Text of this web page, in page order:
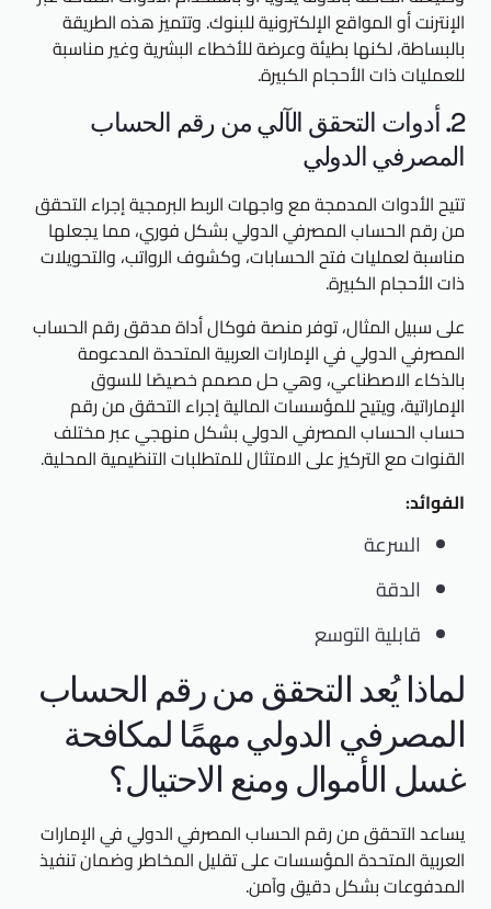
الإنترنت أو المواقع الإلكترونية للبنوك. وتتميز هذه الطريقة
بالبساطة، لكنها بطيئة وعرضة للأخطاء البشرية وغير مناسبة
للعمليات ذات الأحجام الكبيرة.
2. أدوات التحقق الآلي من رقم الحساب
المصرفي الدولي
تتيح الأدوات المدمجة مع واجهات الربط البرمجية إجراء التحقق
من رقم الحساب المصرفي الدولي بشكل فوري، مما يجعلها
مناسبة لعمليات فتح الحسابات، وكشوف الرواتب، والتحويلات
ذات الأحجام الكبيرة.
على سبيل المثال، توفر منصة فوكال أداة مدقق رقم الحساب
المصرفي الدولي في الإمارات العربية المتحدة المدعومة
بالذكاء الاصطناعي، وهي حل مصمم خصيصًا للسوق
الإماراتية، ويتيح للمؤسسات المالية إجراء التحقق من رقم
حساب الحساب المصرفي الدولي بشكل منهجي عبر مختلف
القنوات مع التركيز على الامتثال للمتطلبات التنظيمية المحلية.
الفوائد:
السرعة
الدقة
قابلية التوسع
لماذا يُعد التحقق من رقم الحساب
المصرفي الدولي مهمًا لمكافحة
غسل الأموال ومنع الاحتيال؟
يساعد التحقق من رقم الحساب المصرفي الدولي في الإمارات
العربية المتحدة المؤسسات على تقليل المخاطر وضمان تنفيذ
المدفوعات بشكل دقيق وآمن.